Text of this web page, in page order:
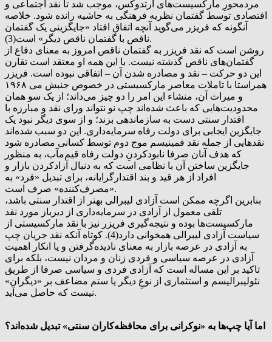
مردمحورِ مارکسیست‌های ارتدوکس، موجب شد تا نقد اجتماعی و
اقتصادی توسط گفتمان نظریه فرهنگی به حاشیه رانده شود. خلاصه
آنگونه که فریزر می‌گوید آنچه اتفاق افتاد «جایگزینی یک گفتمان
ناقص با گفتمان ناقص دیگر» است(3).
روشن است که نقد فریزر به گفتمان ناقص امروز به معنای دفاع از
گفتمان‌های ناقص گذشته نیست. با این همه او معتقد است تقارن
این دو حرکت – نقد و مصادره شدن آن – اتفاقی نبوده است. فریزر
همراستا با تاملات معاصر مارکسیستی در خصوص جنبش می ۱۹۶۸
و میراث آن، منشاء این امر را دو چیز می‌داند؛ از یک سو همان
محدودیت‌هایی که باعث شده‌اند چپ نو نتواند ورای نقد و مبارزه با
اقتدار سنتی دست به سازماندهی بزند؛ و از سوی دیگر نبود یک
جایگزین ایجابی برای دولت رفاه سرمایه‌داری. این دو سبب شده‌اند
نقدهایی از جمله نقد فمینیسم موج دوم توسط کسانی مصادره شود
که هدف آنان صرفا نابودکردنِ دولت رفاه قیم‌‌مآب، به منظور
جایگزین ساختن آن با نظامی است که به دنبال آزادکردن بازار و
افراد از هر قید و بند اقتدارگرایانه‌، برای تبدیل «فرد» به
«مصرف‌کننده» صرف است.
بنابرین اگرچه ممکن است آزادی لیبرالی بهتر از اقتدار سنتی باشد،
تلقی معمول از آزادی در سرمایه‌داری از دیرباز مورد نقد
مارکسیست‌ها بوده و نتیجه‌گیری فریزر نیز با نقد مارکسیستی از
سیاست آزادی لیبرالی همخوانی دارد(4). کوتاه آنکه نقد جریان چپ
به آزادی در عرصه بازار به معنای نادیده‌گرفتن و یا انکار اهمیت
آزادی در عرصه سیاسی و فردی زنان و مردان نیست، بلکه برای
تاکید بر این مساله است که آزادی فردی و سیاسی صرفا از طریق
نئولیبرالیسم و استثماری از نوعِ دیگر یا ستم مضاعف بر «دیگران»
نیست که حاصل می‌آید.
اما آیا چپ‌ها به «نوکرانی برای محافظه‌کاران سنتی» تبدیل شده‌اند؟